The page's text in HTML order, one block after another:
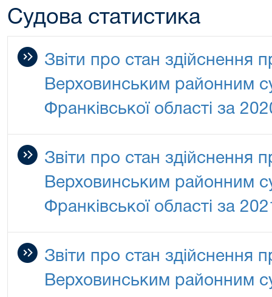
Судова статистика
Звіти про стан здійснення
Верховинським районним
Франківської області за
Звіти про стан здійснення
Верховинським районним
Франківської області за
Звіти про стан здійснення
Верховинським районним